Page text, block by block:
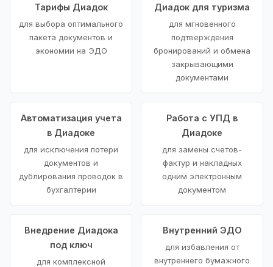
Тарифы Диадок
для выбора оптимального
пакета документов и
экономии на ЭДО
Диадок для туризма
для мгновенного
подтверждения
бронирований и обмена
закрывающими
документами
Автоматизация учета
в Диадоке
для исключения потери
документов и
дублирования проводок в
бухгалтерии
Работа с УПД в
Диадоке
для замены счетов-
фактур и накладных
одним электронным
документом
Внедрение Диадока
под ключ
для комплексной
Внутренний ЭДО
для избавления от
внутреннего бумажного